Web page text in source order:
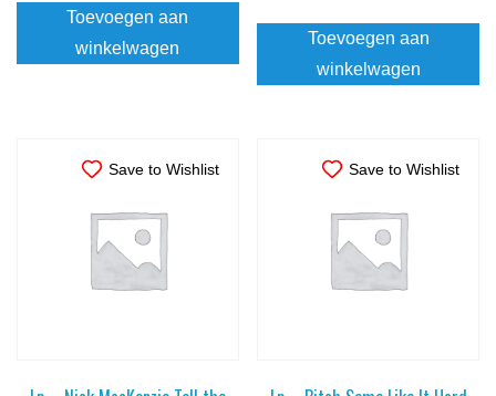
Toevoegen aan
winkelwagen
Toevoegen aan
winkelwagen
Save to Wishlist Save to Wishlist